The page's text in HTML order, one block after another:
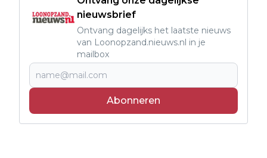
nieuwsbrief
Ontvang dagelijks het laatste nieuws
van Loonopzand.nieuws.nl in je
mailbox
Abonneren